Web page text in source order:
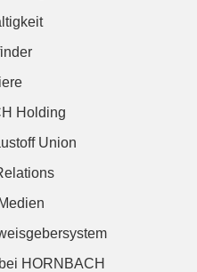
Holding
Union
HORNBACH